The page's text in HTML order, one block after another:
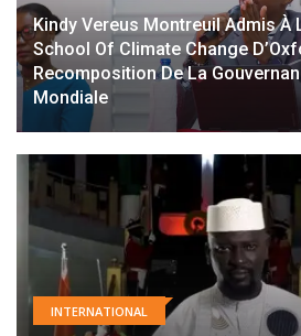
Kindy Vereus Montreuil Admis À
School Of Climate Change
Recomposition De La
Mondiale
INTERNATIONAL